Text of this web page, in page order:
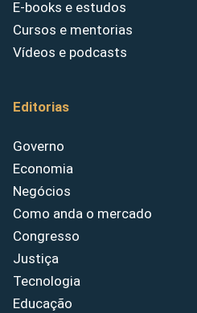
E-books e estudos
Cursos e mentorias
Vídeos e podcasts
Editorias
Governo
Economia
Negócios
Como anda o mercado
Congresso
Justiça
Tecnologia
Educação